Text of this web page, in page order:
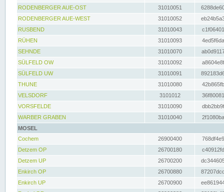
RODENBERGER AUE-OST
31010051
RODENBERGER AUE-WEST
31010052
RUSBEND
31010043
RÜHEN
31010093
SEHNDE
31010070
SÜLFELD OW
31010092
SÜLFELD UW
31010091
THUNE
31010080
VELSDORF
3101012
VORSFELDE
31010090
WARBER GRABEN
31010040
MOSEL
Cochem
26900400
Detzem OP
26700180
Detzem UP
26700200
Enkirch OP
26700880
Enkirch UP
26700900